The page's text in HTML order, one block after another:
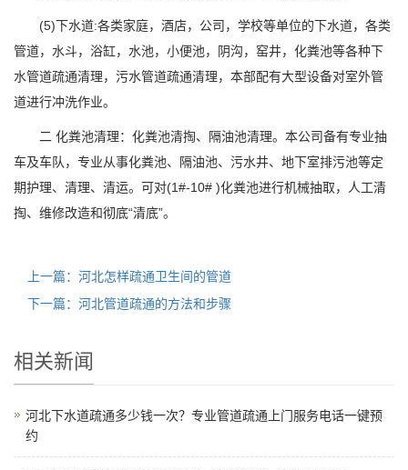
(5)下水道:各类家庭，酒店，公司，学校等单位的下水道，各类
管道，水斗，浴缸，水池，小便池，阴沟，窑井，化粪池等各种下
水管道疏通清理，污水管道疏通清理，本部配有大型设备对室外管
道进行冲洗作业。
二 化粪池清理：化粪池清掏、隔油池清理。本公司备有专业抽
车及车队，专业从事化粪池、隔油池、污水井、地下室排污池等定
期护理、清理、清运。可对(1#-10# )化粪池进行机械抽取，人工清
掏、维修改造和彻底“清底”。
上一篇：河北怎样疏通卫生间的管道
下一篇：河北管道疏通的方法和步骤
相关新闻
河北下水道疏通多少钱一次？专业管道疏通上门服务电话一键预
约